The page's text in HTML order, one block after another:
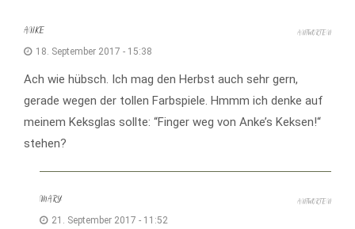
ANKE
18. September 2017 - 15:38
Ach wie hübsch. Ich mag den Herbst auch sehr gern,
gerade wegen der tollen Farbspiele. Hmmm ich denke auf
meinem Keksglas sollte: “Finger weg von Anke’s Keksen!“
stehen?
ANTWORTEN
MARY
21. September 2017 - 11:52
ANTWORTEN